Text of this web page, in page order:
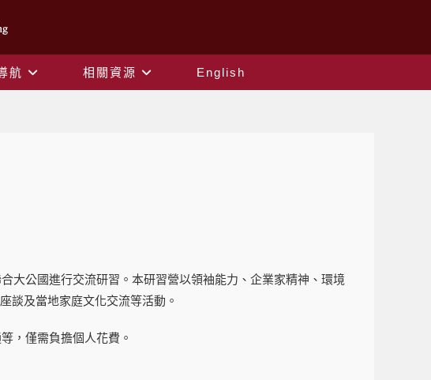
航 相關資源
English
大公國進行交流研習。本研習營以領袖能力、企業家精神、環境
談及當地家庭文化交流等活動。
，僅需負擔個人花費。